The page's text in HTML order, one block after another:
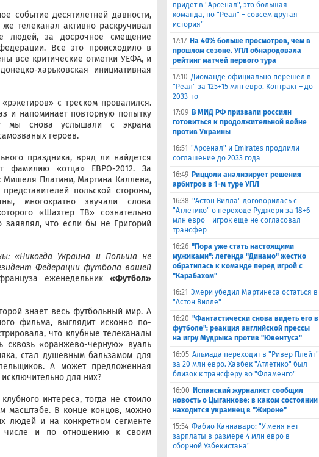
событие десятилетней давности,
телеканал активно раскручивал
людей, за досрочное смещение
Все это происходило в
все критические отметки УЕФА, и
харьковская инициативная
с треском провалился.
и напоминает повторную попытку
мы снова услышали с экрана
героев.
праздника, вряд ли найдется
фамилию «отца» ЕВРО-2012. За
Платини, Мартина Каллена,
польской стороны,
многократно звучали слова
«Шахтер ТВ» сознательно
заявлял, что если бы не Григорий
«Никогда Украина и Польша не
Федерации футбола вашей
еженедельник «Футбол»
знает весь футбольный мир. А
фильма, выглядит исконно по-
что клубные телеканалы
сквозь «оранжево-черную» вуаль
стал душевным бальзамом для
А может предложенная
для них?
интереса, тогда не стоило
масштабе. В конце концов, можно
людей и на конкретном сегменте
числе и по отношению к своим
придет в "Арсенал", это большая
команда, но "Реал" – совсем другая
история"
17:17 На 40% больше просмотров, чем в
прошлом сезоне. УПЛ обнародовала
рейтинг матчей первого тура
17:10 Диоманде официально перешел в
"Реал" за 125+15 млн евро. Контракт – до
2033-го
17:09 В МИД РФ призвали россиян
готовиться к продолжительной войне
против Украины
16:51 "Арсенал" и Emirates продлили
соглашение до 2033 года
16:49 Риццоли анализирует решения
арбитров в 1-м туре УПЛ
16:38 "Астон Вилла" договорилась с
"Атлетико" о переходе Руджери за 18+6
млн евро – игрок еще не согласовал
трансфер
16:26 "Пора уже стать настоящими
мужиками": легенда "Динамо" жестко
обратилась к команде перед игрой с
"Карабахом"
16:21 Эмери убедил Мартинеса остаться в
"Астон Вилле"
16:20 "Фантастически снова видеть его в
футболе": реакция английской прессы
на игру Мудрыка против "Ювентуса"
16:05 Альмада переходит в "Ривер Плейт"
за 20 млн евро. Хавбек "Атлетико" был
близок к трансферу во "Фламенго"
16:00 Испанский журналист сообщил
новость о Цыганкове: в каком состоянии
находится украинец в "Жироне"
15:54 Фабио Каннаваро: "У меня нет
зарплаты в размере 4 млн евро в
сборной Узбекистана"